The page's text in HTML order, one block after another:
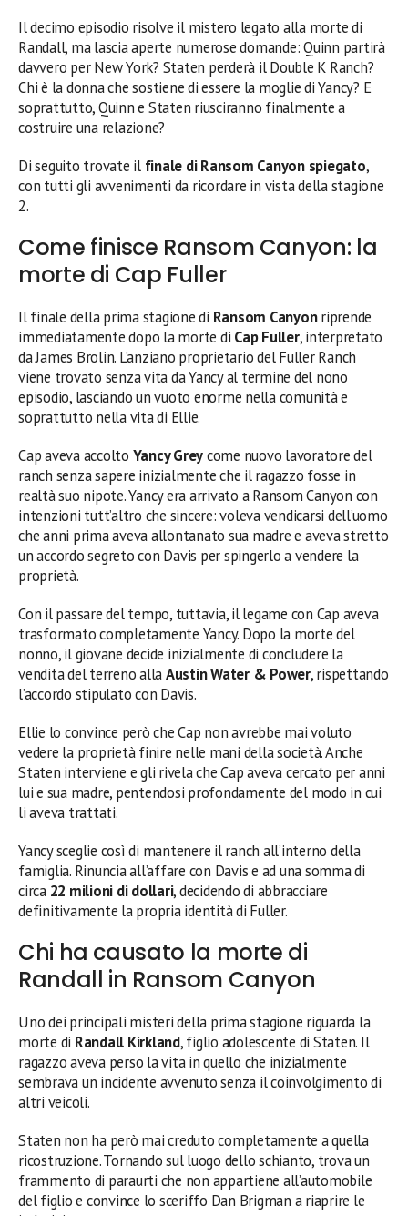
Il decimo episodio risolve il mistero legato alla morte di
Randall, ma lascia aperte numerose domande: Quinn partirà
davvero per New York? Staten perderà il Double K Ranch?
Chi è la donna che sostiene di essere la moglie di Yancy? E
soprattutto, Quinn e Staten riusciranno finalmente a
costruire una relazione?
Di seguito trovate il finale di Ransom Canyon spiegato,
con tutti gli avvenimenti da ricordare in vista della stagione
2.
Come finisce Ransom Canyon: la
morte di Cap Fuller
Il finale della prima stagione di Ransom Canyonriprende
immediatamente dopo la morte di Cap Fuller, interpretato
da James Brolin. L’anziano proprietario del Fuller Ranch
viene trovato senza vita da Yancy al termine del nono
episodio, lasciando un vuoto enorme nella comunità e
soprattutto nella vita di Ellie.
Cap aveva accolto Yancy Greycome nuovo lavoratore del
ranch senza sapere inizialmente che il ragazzo fosse in
realtà suo nipote. Yancy era arrivato a Ransom Canyon con
intenzioni tutt’altro che sincere: voleva vendicarsi dell’uomo
che anni prima aveva allontanato sua madre e aveva stretto
un accordo segreto con Davis per spingerlo a vendere la
proprietà.
Con il passare del tempo, tuttavia, il legame con Cap aveva
trasformato completamente Yancy. Dopo la morte del
nonno, il giovane decide inizialmente di concludere la
vendita del terreno allaAustin Water & Power, rispettando
l’accordo stipulato con Davis.
Ellie lo convince però che Cap non avrebbe mai voluto
vedere la proprietà finire nelle mani della società. Anche
Staten interviene e gli rivela che Cap aveva cercato per anni
lui e sua madre, pentendosi profondamente del modo in cui
li aveva trattati.
Yancy sceglie così di mantenere il ranch all’interno della
famiglia. Rinuncia all’affare con Davis e ad una somma di
circa 22 milioni di dollari, decidendo di abbracciare
definitivamente la propria identità di Fuller.
Chi ha causato la morte di
Randall in Ransom Canyon
Uno dei principali misteri della prima stagione riguarda la
morte di Randall Kirkland, figlio adolescente di Staten. Il
ragazzo aveva perso la vita in quello che inizialmente
sembrava un incidente avvenuto senza il coinvolgimento di
altri veicoli.
Staten non ha però mai creduto completamente a quella
ricostruzione. Tornando sul luogo dello schianto, trova un
frammento di paraurti che non appartiene all’automobile
del figlio e convince lo sceriffo Dan Brigman a riaprire le